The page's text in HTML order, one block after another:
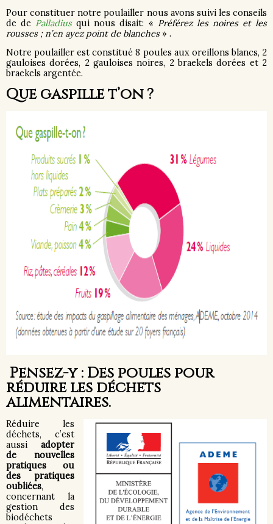
Pour constituer notre poulailler nous avons suivi les conseils
de de Palladius qui nous disait: « Préférez les noires et les
rousses ; n’en ayez point de blanches» .
Notre poulailler est constitué 8 poules aux oreillons blancs, 2
gauloises dorées, 2 gauloises noires, 2 braekels dorées et 2
braekels argentée.
Que gaspille t’on ?
Pensez-y : Des poules pour
réduire les déchets
alimentaires.
Réduire les
déchets, c’est
aussi adopter
de nouvelles
pratiques ou
des pratiques
oubliées,
concernant la
gestion des
biodéchets